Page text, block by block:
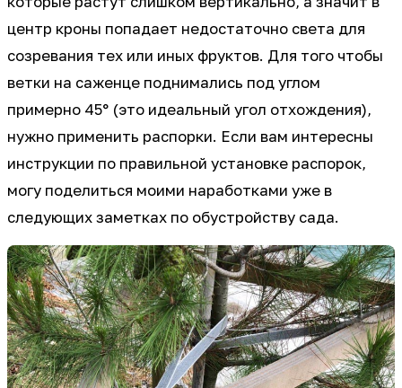
центр кроны попадает недостаточно света для
созревания тех или иных фруктов. Для того чтобы
ветки на саженце поднимались под углом
примерно 45° (это идеальный угол отхождения),
нужно применить распорки. Если вам интересны
инструкции по правильной установке распорок,
могу поделиться моими наработками уже в
следующих заметках по обустройству сада.